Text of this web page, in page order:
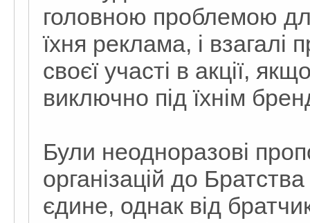
головною проблемою
їхня реклама, і взагалі
своєї участі в акції,
виключно під їхнім
Були неодноразові
організацій до
єдине, однак від